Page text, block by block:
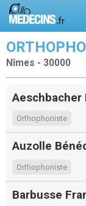
Nîmes - 30000
Aeschbacher
Orthophoniste
Auzolle
Orthophoniste
Barbusse